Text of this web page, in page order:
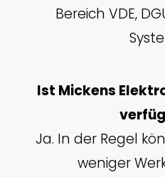
Bereich VDE,
Ist Mickens
Ja. In der Regel
weniger